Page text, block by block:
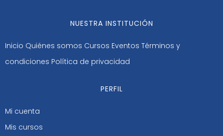
NUESTRA INSTITUCIÓN
Inicio Quiénes somos Cursos Eventos Términos y
condiciones Política de privacidad
PERFIL
Mi cuenta
Mis cursos